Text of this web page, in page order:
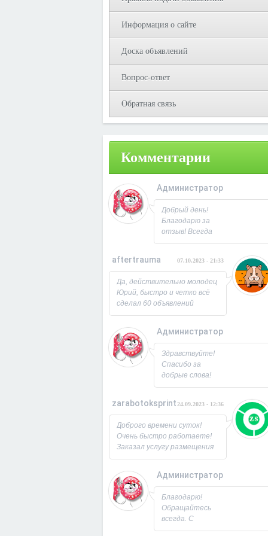
Информация о сайте
Доска объявлений
Вопрос-ответ
Обратная связь
Комментарии
Администратор
08.10.2023 - 09:31
Добрый день!
Благодарю за
отзыв! Всегда
рад
С Уважением,
aftertrauma 07.10.2023 - 21:33
Да, действительно молодец
Юрий, быстро и четко всё
сделал 60 объявлений
разместил, всё работает,
страницы выросла в 2 раза
спасибо! Буду ещё
заказывать, советую!
Администратор
26.09.2023 - 07:33
Здравствуйте!
Спасибо за
добрые слова!
Всегда рад
пользователям.
просим!
Заходите ещё. С
Уважением,
Юрий!
zarabotoksprint 24.09.2023 - 12:36
Доброго времени суток!
Очень быстро работаете!
Заказал услугу размещения
объявления на 60 досок, за
исполнили! Большое
спасибо!
Администратор
22.09.2023 - 09:19
Благодарю!
Обращайтесь
всегда. С
Уважением,